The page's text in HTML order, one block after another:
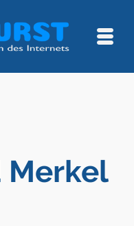
Merkel